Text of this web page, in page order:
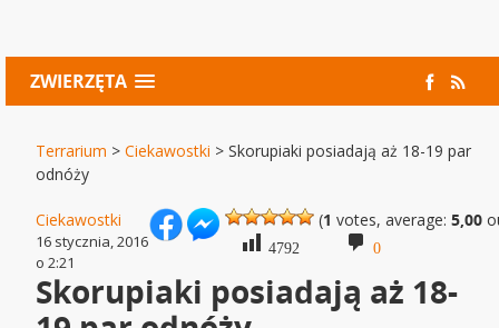
ZWIERZĘTA
Terrarium >Ciekawostki >Skorupiaki posiadają aż 18-19 par
odnóży
(1 votes, average:5,00
4792 0
Ciekawostki
16 stycznia, 2016
o 2:21
Skorupiaki posiadają aż 18-